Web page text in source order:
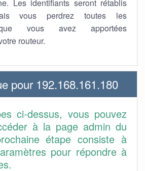
Les identifiants seront rétablis
vous perdrez toutes les
que vous avez apportées
routeur.
pour 192.168.161.180
ci-dessus, vous pouvez
à la page admin du
étape consiste à
pour répondre à